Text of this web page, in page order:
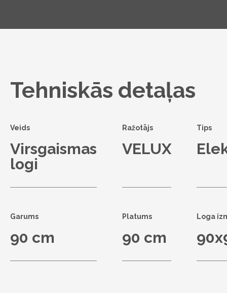
Tehniskās detaļas
Veids
Virsgaismas
logi
Ražotājs
VELUX
Tips
Garums
90 cm
Platums
90 cm
Loga